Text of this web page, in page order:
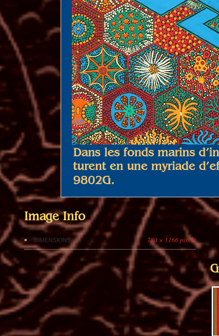
Image Info
DIMENSIONS: 780 × 1166 pixels